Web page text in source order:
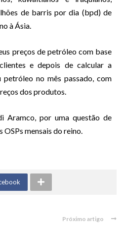
de barris por dia (bpd) de
à Ásia.
preços de petróleo com base
e depois de calcular a
no mês passado, com
dos produtos.
Aramco, por uma questão de
mensais do reino.
Próximo artigo